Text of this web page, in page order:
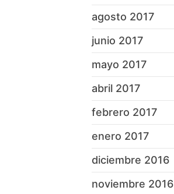
agosto 2017
junio 2017
mayo 2017
abril 2017
febrero 2017
enero 2017
diciembre 2016
noviembre 2016